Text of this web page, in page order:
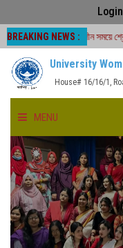
Login
BREAKING NEWS :
চলাকালীন সময়ে শ্রেণীকার্যক্রম বন্ধ
University
House# 16/16/1,
MENU
HOME
ABOUT US
FACULTIES